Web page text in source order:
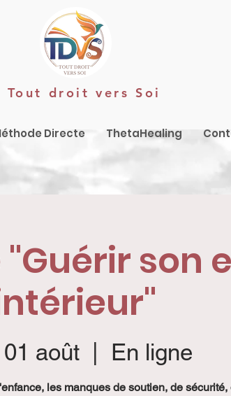
Tout droit vers Soi
Directe ThetaHealing
son
août En ligne
les manques de soutien, de sécurité,